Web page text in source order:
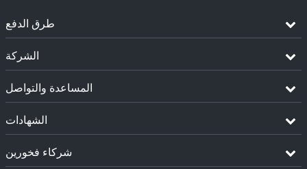
طرق الدفع
الشركة
المساعدة والتواصل
الشهادات
شركاء فخورين